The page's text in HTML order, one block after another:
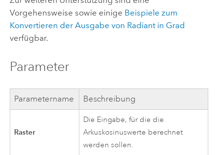
Vorgehensweise sowie einige Beispiele zum
Konvertieren der Ausgabe von Radiant in Grad
verfügbar.
Parameter
Parametername Beschreibung
Raster
Die Eingabe, für die die
Arkuskosinuswerte berechnet
werden sollen.